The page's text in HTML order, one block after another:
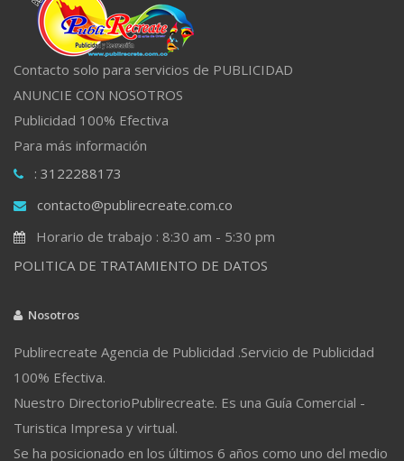
Contacto solo para servicios de PUBLICIDAD
ANUNCIE CON NOSOTROS
Publicidad 100% Efectiva
Para más información
: 3122288173
contacto@publirecreate.com.co
Horario de trabajo : 8:30 am - 5:30 pm
POLITICA DE TRATAMIENTO DE DATOS
Nosotros
Publirecreate Agencia de Publicidad .Servicio de Publicidad
100% Efectiva.
Nuestro DirectorioPublirecreate. Es una Guía Comercial -
Turistica Impresa y virtual.
Se ha posicionado en los últimos 6 años como uno del medio